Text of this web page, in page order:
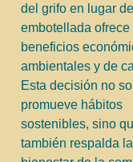
del grifo en lugar
embotellada ofrece
beneficios
ambientales y de
Esta decisión no
promueve hábitos
sostenibles, sino
también respalda